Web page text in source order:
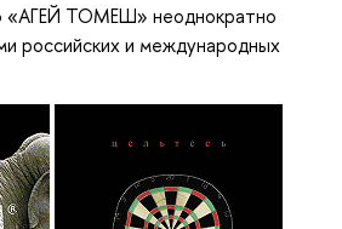
«АГЕЙ ТОМЕШ» неоднократно
российских и международных